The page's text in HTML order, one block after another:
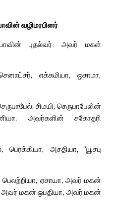
வழிமரபினர்
புதல்வர்: அவர் மகள்
எக்கமியா, ஒசாமா,
சிமயி; செருபாபேலின்
அவர்களின் சகோதரி
அசதியா, ‘யூசபு
ஏசாயா; அவர் மகன்
மகன் ஒபதியா; அவர் மகன்